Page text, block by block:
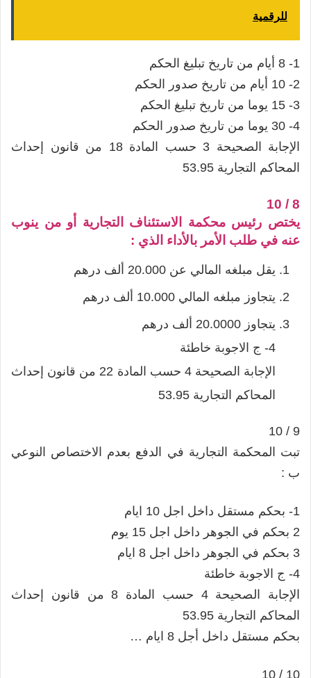
للرقمية
1- 8 أيام من تاريخ تبليغ الحكم
2- 10 أيام من تاريخ صدور الحكم
3- 15 يوما من تاريخ تبليغ الحكم
4- 30 يوما من تاريخ صدور الحكم
الإجابة الصحيحة 3 حسب المادة 18 من قانون إحداث
المحاكم التجارية 53.95
8 / 10
يختص رئيس محكمة الاستئناف التجارية أو من ينوب
عنه في طلب الأمر بالأداء الذي :
يقل مبلغه المالي عن 20.000 ألف درهم
يتجاوز مبلغه المالي 10.000 ألف درهم
يتجاوز 20.0000 ألف درهم
4- ج الاجوبة خاطئة
الإجابة الصحيحة 4 حسب المادة 22 من قانون إحداث
المحاكم التجارية 53.95
9 / 10
تبت المحكمة التجارية في الدفع بعدم الاختصاص النوعي
ب :
1- بحكم مستقل داخل اجل 10 ايام
2 بحكم في الجوهر داخل اجل 15 يوم
3 بحكم في الجوهر داخل اجل 8 ايام
4- ج الاجوبة خاطئة
الإجابة الصحيحة 4 حسب المادة 8 من قانون إحداث
المحاكم التجارية 53.95
بحكم مستقل داخل أجل 8 ايام …
10 / 10